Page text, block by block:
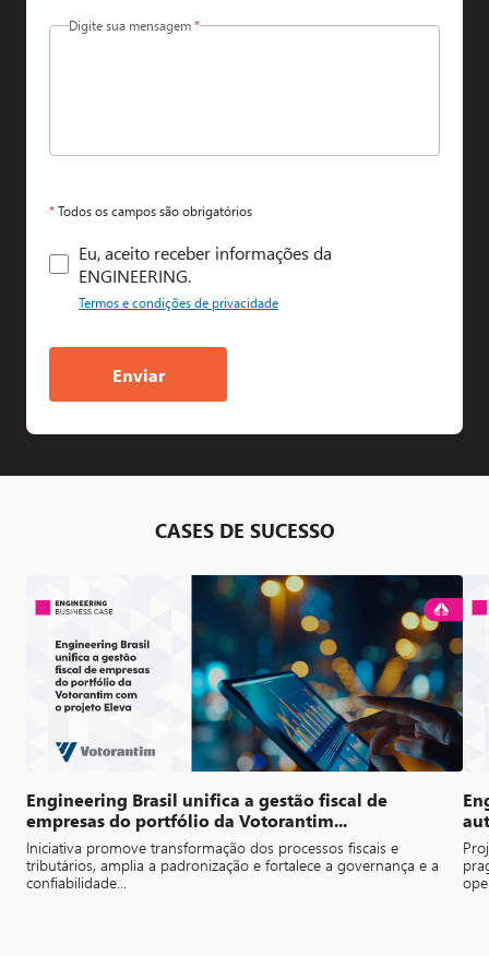
Digite sua mensagem*
*Todos os campos são obrigatórios
Eu, aceito receber informações da
ENGINEERING.
Termos e condições de privacidade
CASES DE SUCESSO
Engineering Brasil unifica a gestão fiscal de
empresas do portfólio da Votorantim...
Iniciativa promove transformação dos processos fiscais e
tributários, amplia a padronização e fortalece a governança e a
confiabilidade...